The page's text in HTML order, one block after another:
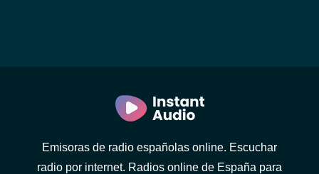
Emisoras de radio españolas online. Escuchar
radio por internet. Radios online de España para